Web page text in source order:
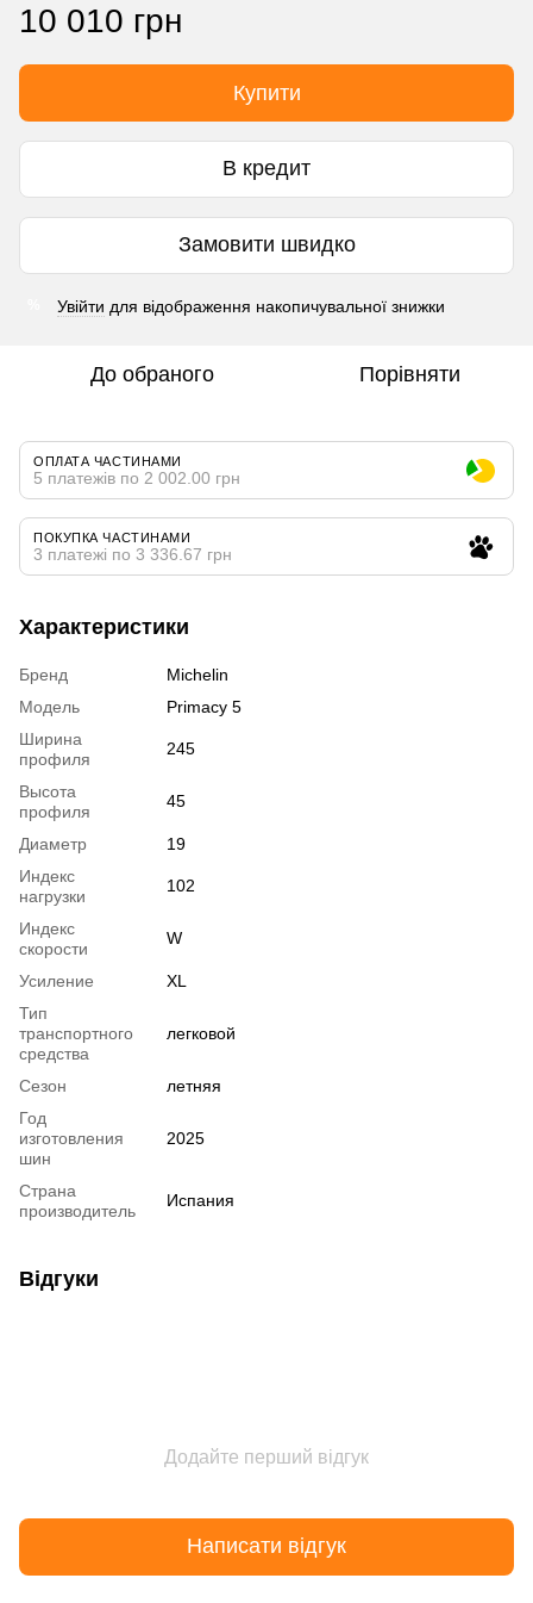
10 010 грн
Купити
В кредит
Замовити швидко
Увійти для відображення накопичувальної знижки
До обраного Порівняти
ОПЛАТА ЧАСТИНАМИ
5 платежів по 2 002.00 грн
ПОКУПКА ЧАСТИНАМИ
3 платежі по 3 336.67 грн
Характеристики
Бренд
Michelin
Модель
Primacy 5
Ширина
профиля
245
Высота
профиля
45
Диаметр
19
Индекс
нагрузки
102
Индекс
скорости
W
Усиление
XL
Тип
транспортного
средства
легковой
Сезон
летняя
Год
изготовления
шин
2025
Страна
производитель
Испания
Відгуки
Додайте перший відгук
Написати відгук